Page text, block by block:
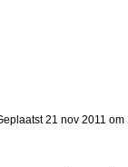
21 nov 2011 om